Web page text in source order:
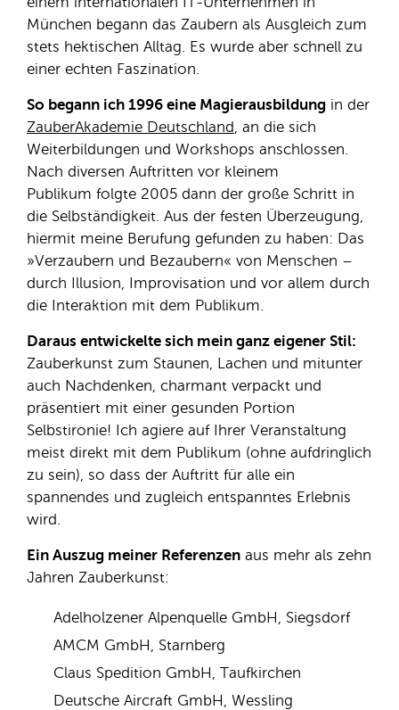
München begann das Zaubern als Ausgleich zum
stets hektischen Alltag. Es wurde aber schnell zu
einer echten Faszination.
So begann ich 1996 eine Magierausbildung in der
ZauberAkademie Deutschland, an die sich
Weiterbildungen und Workshops anschlossen.
Nach diversen Auftritten vor kleinem
Publikum folgte 2005 dann der große Schritt in
die Selbständigkeit. Aus der festen Überzeugung,
hiermit meine Berufung gefunden zu haben: Das
»Verzaubern und Bezaubern« von Menschen –
durch Illusion, Improvisation und vor allem durch
die Interaktion mit dem Publikum.
Daraus entwickelte sich mein ganz eigener Stil:
Zauberkunst zum Staunen, Lachen und mitunter
auch Nachdenken, charmant verpackt und
präsentiert mit einer gesunden Portion
Selbstironie! Ich agiere auf Ihrer Veranstaltung
meist direkt mit dem Publikum (ohne aufdringlich
zu sein), so dass der Auftritt für alle ein
spannendes und zugleich entspanntes Erlebnis
wird.
Ein Auszug meiner Referenzen aus mehr als zehn
Jahren Zauberkunst:
Adelholzener Alpenquelle GmbH, Siegsdorf
AMCM GmbH, Starnberg
Claus Spedition GmbH, Taufkirchen
Deutsche Aircraft GmbH, Wessling